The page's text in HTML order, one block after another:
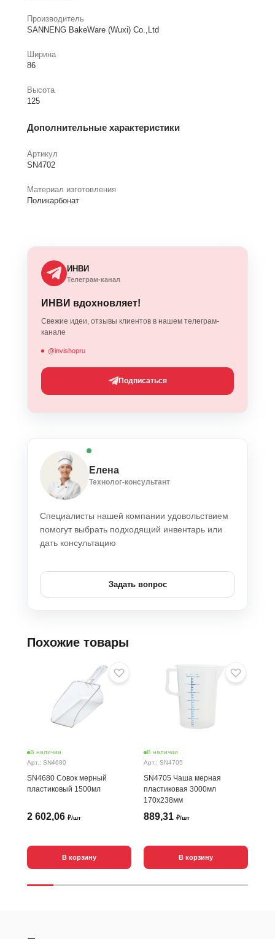
Производитель
SANNENG BakeWare (Wuxi) Co.,Ltd
Ширина
86
Высота
125
Дополнительные характеристики
Артикул
SN4702
Материал изготовления
Поликарбонат
ИНВИ
Телеграм-канал
ИНВИ вдохновляет!
Свежие идеи, отзывы клиентов в нашем телеграм-
канале
@invishopru
Подписаться
Елена
Технолог-консультант
Специалисты нашей компании удовольствием
помогут выбрать подходящий инвентарь или
дать консультацию
Задать вопрос
Похожие товары
В наличии
Арт.: SN4680
SN4680 Совок мерный
пластиковый 1500мл
2 602,06 ₽/шт
В корзину
В наличии
Арт.: SN4705
SN4705 Чаша мерная
пластиковая 3000мл
170х238мм
889,31 ₽/шт
В корзину